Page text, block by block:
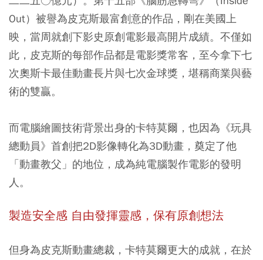
Out）被譽為皮克斯最富創意的作品，剛在美國上
映，當周就創下影史原創電影最高開片成績。不僅如
此，皮克斯的每部作品都是電影獎常客，至今拿下七
次奧斯卡最佳動畫長片與七次金球獎，堪稱商業與藝
術的雙贏。
而電腦繪圖技術背景出身的卡特莫爾，也因為《玩具
總動員》首創把2D影像轉化為3D動畫，奠定了他
「動畫教父」的地位，成為純電腦製作電影的發明
人。
製造安全感 自由發揮靈感，保有原創想法
但身為皮克斯動畫總裁，卡特莫爾更大的成就，在於